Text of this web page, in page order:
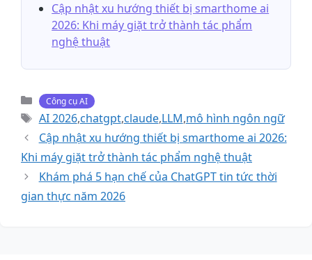
Cập nhật xu hướng thiết bị smarthome ai
2026: Khi máy giặt trở thành tác phẩm
nghệ thuật
Danh
mục
Công cụ AI
Thẻ
AI 2026,chatgpt,claude,LLM,mô hình ngôn ngữ
Cập nhật xu hướng thiết bị smarthome ai 2026:
Khi máy giặt trở thành tác phẩm nghệ thuật
Khám phá 5 hạn chế của ChatGPT tin tức thời
gian thực năm 2026